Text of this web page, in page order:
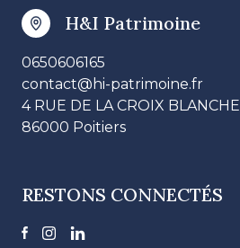
H&I Patrimoine
0650606165
contact@hi-patrimoine.fr
4 RUE DE LA CROIX BLANCHE
86000 Poitiers
RESTONS CONNECTÉS